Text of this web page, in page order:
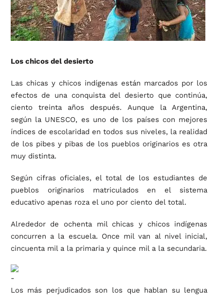
Los chicos del desierto
Las chicas y chicos indígenas están marcados por los
efectos de una conquista del desierto que continúa,
ciento treinta años después. Aunque la Argentina,
según la UNESCO, es uno de los países con mejores
índices de escolaridad en todos sus niveles, la realidad
de los pibes y pibas de los pueblos originarios es otra
muy distinta.
Según cifras oficiales, el total de los estudiantes de
pueblos originarios matriculados en el sistema
educativo apenas roza el uno por ciento del total.
Alrededor de ochenta mil chicas y chicos indígenas
concurren a la escuela. Once mil van al nivel inicial,
cincuenta mil a la primaria y quince mil a la secundaria.
Los más perjudicados son los que hablan su lengua